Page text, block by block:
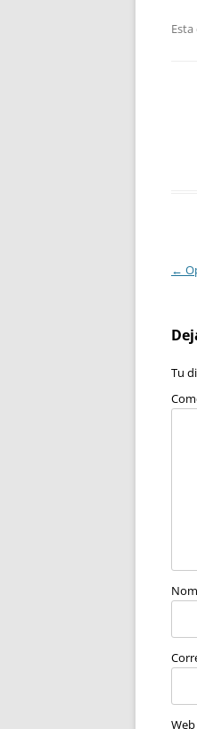
←
Tu
Web